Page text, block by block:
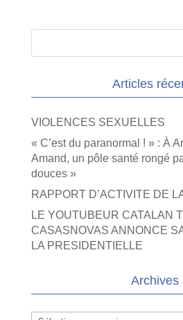
Articles
VIOLENCES SEXUELLES
« C’est du paranormal ! » : À
Amand, un pôle santé rongé
douces »
RAPPORT D’ACTIVITE DE
LE YOUTUBEUR CATALAN
CASASNOVAS ANNONCE
LA PRESIDENTIELLE
Archives